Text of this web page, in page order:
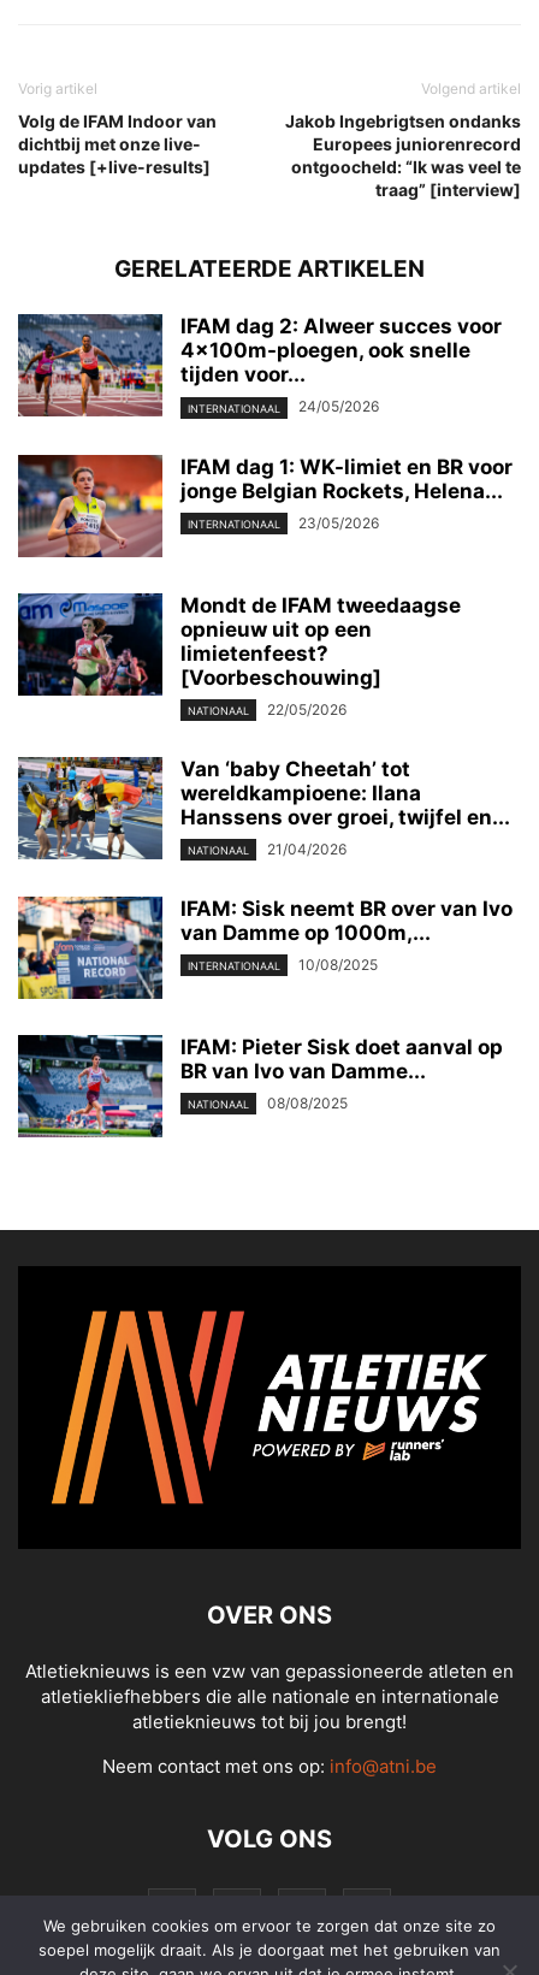
Vorig artikel
Volg de IFAM Indoor van
dichtbij met onze live-
updates [+live-results]
Volgend artikel
Jakob Ingebrigtsen ondanks
Europees juniorenrecord
ontgoocheld: “Ik was veel te
traag” [interview]
GERELATEERDE ARTIKELEN
IFAM dag 2: Alweer succes voor
4x100m-ploegen, ook snelle
tijden voor...
INTERNATIONAAL 24/05/2026
IFAM dag 1: WK-limiet en BR voor
jonge Belgian Rockets, Helena...
INTERNATIONAAL 23/05/2026
Mondt de IFAM tweedaagse
opnieuw uit op een
limietenfeest?
[Voorbeschouwing]
NATIONAAL 22/05/2026
Van ‘baby Cheetah’ tot
wereldkampioene: Ilana
Hanssens over groei, twijfel en...
NATIONAAL 21/04/2026
IFAM: Sisk neemt BR over van Ivo
van Damme op 1000m,...
INTERNATIONAAL 10/08/2025
IFAM: Pieter Sisk doet aanval op
BR van Ivo van Damme...
NATIONAAL 08/08/2025
OVER ONS
Atletieknieuws is een vzw van gepassioneerde atleten en
atletiekliefhebbers die alle nationale en internationale
atletieknieuws tot bij jou brengt!
Neem contact met ons op: info@atni.be
VOLG ONS
We gebruiken cookies om ervoor te zorgen dat onze site zo
soepel mogelijk draait. Als je doorgaat met het gebruiken van